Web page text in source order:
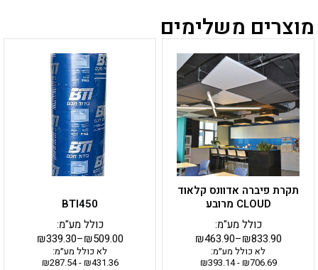
מוצרים משלימים
תקרת פיברה אדוונס קלאוד
CLOUD מרובע
₪463.90–₪833.90
כולל מע"מ:
לא כולל מע״מ:
₪706.69
-
₪393.14
זה
מספר
סוגים.
ניתן
לבחור
את
האפשרויות
בעמוד
המוצר
BTI450
₪339.30–₪509.00
כולל מע"מ:
לא כולל מע״מ:
₪431.36
-
₪287.54
זה
יש
מספר
סוגים.
ניתן
לבחור
את
האפשרויות
בעמוד